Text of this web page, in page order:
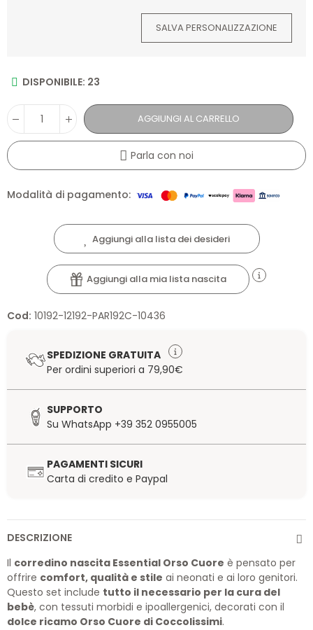
SALVA PERSONALIZZAZIONE
DISPONIBILE: 23
AGGIUNGI AL CARRELLO
Parla con noi
Modalità di pagamento:
Aggiungi alla lista dei desideri
Aggiungi alla mia lista nascita
Cod: 10192-12192-PAR192C-10436
SPEDIZIONE GRATUITA
Per ordini superiori a 79,90€
SUPPORTO
Su WhatsApp +39 352 0955005
PAGAMENTI SICURI
Carta di credito e Paypal
DESCRIZIONE
Il corredino nascita Essential Orso Cuore è pensato per
offrire comfort, qualità e stile ai neonati e ai loro genitori.
Questo set include tutto il necessario per la cura del
bebè, con tessuti morbidi e ipoallergenici, decorati con il
dolce ricamo Orso Cuore di Coccolissimi.